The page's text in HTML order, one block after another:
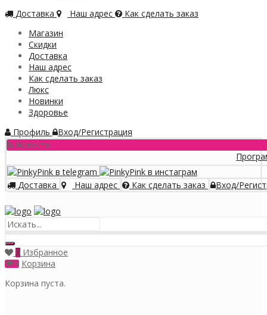
Доставка
Наш адрес
Как сделать заказ
Магазин
Скидки
Доставка
Наш адрес
Как сделать заказ
Люкс
Новинки
Здоровье
Профиль
Вход/Регистрация
Новости
Программа
Доставка Наш адрес Как сделать заказ Вход/
Меню
0 Избранное
0 Корзина
Корзина пуста.